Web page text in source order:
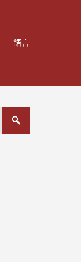
語言